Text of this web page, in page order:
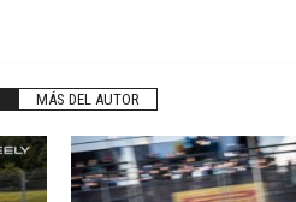
MÁS DEL AUTOR